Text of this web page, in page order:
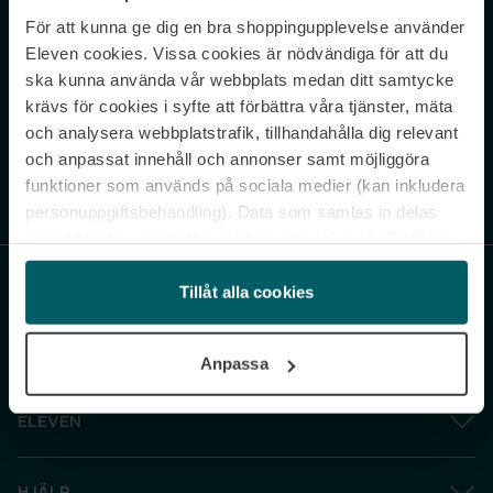
För att kunna ge dig en bra shoppingupplevelse använder
Eleven cookies. Vissa cookies är nödvändiga för att du
ska kunna använda vår webbplats medan ditt samtycke
krävs för cookies i syfte att förbättra våra tjänster, mäta
och analysera webbplatstrafik, tillhandahålla dig relevant
och anpassat innehåll och annonser samt möjliggöra
funktioner som används på sociala medier (kan inkludera
personuppgiftsbehandling). Data som samlas in delas
och gå vidare” accepterar du samtliga cookies medan du
under ”Inställningar” kan anpassa användningen av
cookies. Du kan återkalla ditt samtycke när som helst.
Tillåt alla cookies
Anpassa
Never miss a beat.
Sign up to our newsletter.
Genom att prenumerera accepterar du vår Integritetspolicy. Avprenumerera
ELEVEN